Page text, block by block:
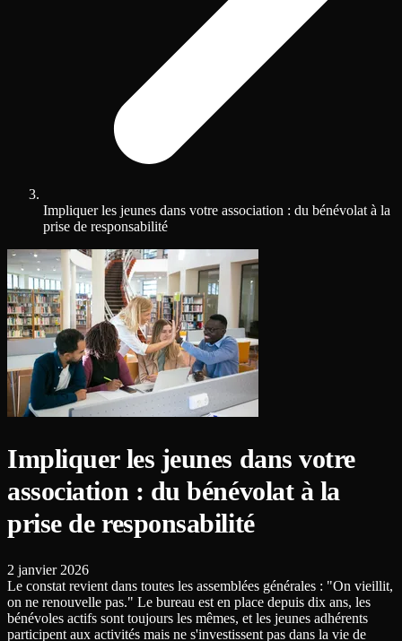
Impliquer les jeunes dans votre association : du bénévolat à la
prise de responsabilité
Impliquer les jeunes dans votre
association : du bénévolat à la
prise de responsabilité
2 janvier 2026
Le constat revient dans toutes les assemblées générales : "On vieillit,
on ne renouvelle pas." Le bureau est en place depuis dix ans, les
bénévoles actifs sont toujours les mêmes, et les jeunes adhérents
participent aux activités mais ne s'investissent pas dans la vie de